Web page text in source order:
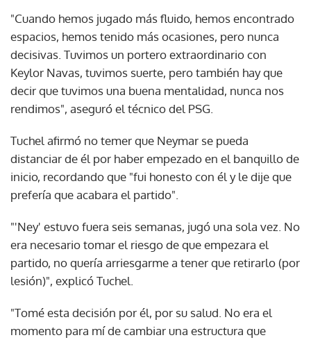
"Cuando hemos jugado más fluido, hemos encontrado
espacios, hemos tenido más ocasiones, pero nunca
decisivas. Tuvimos un portero extraordinario con
Keylor Navas, tuvimos suerte, pero también hay que
decir que tuvimos una buena mentalidad, nunca nos
rendimos", aseguró el técnico del PSG.
Tuchel afirmó no temer que Neymar se pueda
distanciar de él por haber empezado en el banquillo de
inicio, recordando que "fui honesto con él y le dije que
prefería que acabara el partido".
"'Ney' estuvo fuera seis semanas, jugó una sola vez. No
era necesario tomar el riesgo de que empezara el
partido, no quería arriesgarme a tener que retirarlo (por
lesión)", explicó Tuchel.
"Tomé esta decisión por él, por su salud. No era el
momento para mí de cambiar una estructura que